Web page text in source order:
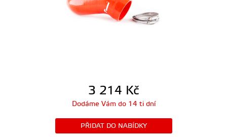
3 214 Kč
Dodáme Vám do 14 ti dní
PŘIDAT DO NABÍDKY